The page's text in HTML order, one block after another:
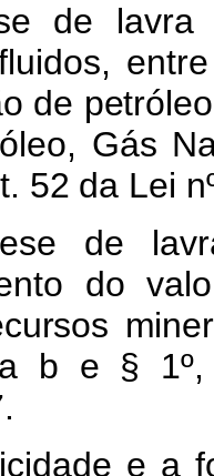
de lavra
de
Gás
52 da Lei
de
do
b e § 1º,
e a